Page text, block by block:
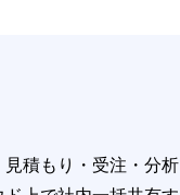
積もり・受注・分析